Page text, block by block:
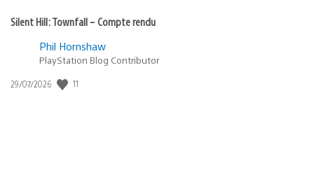
Silent Hill: Townfall – Compte rendu
Phil Hornshaw
PlayStation Blog Contributor
Date
29/07/2026 11